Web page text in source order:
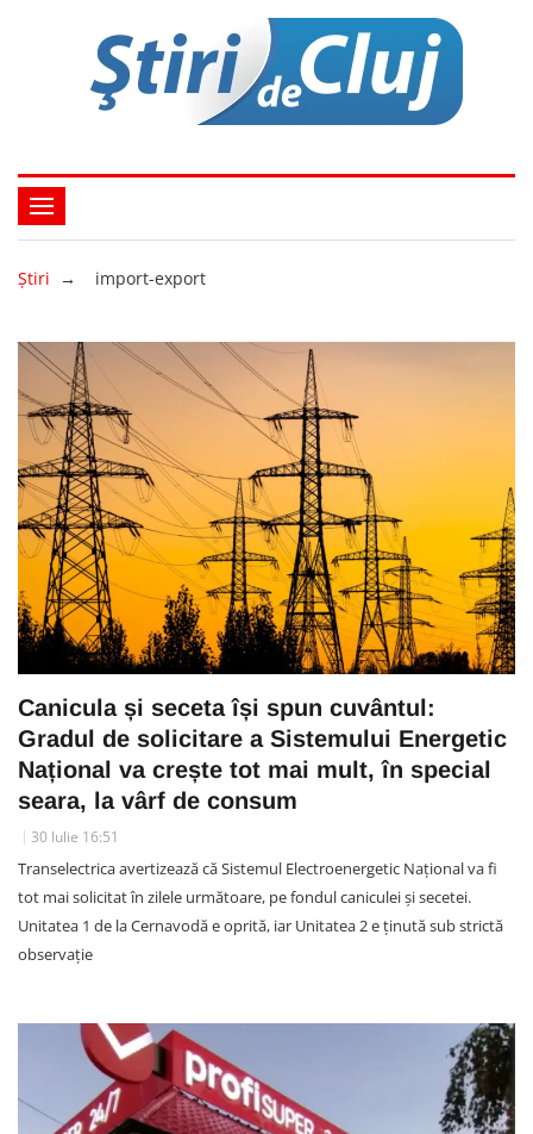
Ştiri → import-export
Canicula și seceta își spun cuvântul:
Gradul de solicitare a Sistemului Energetic
Național va crește tot mai mult, în special
seara, la vârf de consum
30 Iulie 16:51
Transelectrica avertizează că Sistemul Electroenergetic Național va fi
tot mai solicitat în zilele următoare, pe fondul caniculei și secetei.
Unitatea 1 de la Cernavodă e oprită, iar Unitatea 2 e ținută sub strictă
observație